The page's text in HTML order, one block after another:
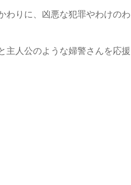
わりに、凶悪な犯罪やわけのわ
主人公のような婦警さんを応援